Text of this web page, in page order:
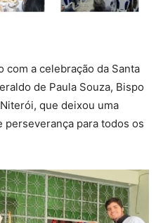
com a celebração da Santa
de Paula Souza, Bispo
que deixou uma
perseverança para todos os